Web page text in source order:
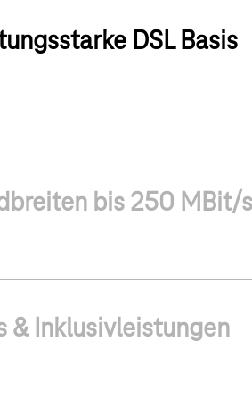
DSL Basis
bis 250 MBit/s
& Inklusivleistungen